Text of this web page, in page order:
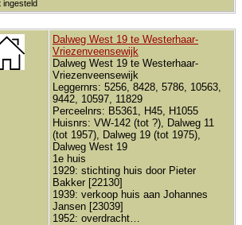
ingesteld
Dalweg West 19 te Westerhaar-
Vriezenveensewijk
Dalweg West 19 te Westerhaar-
Vriezenveensewijk
Leggernrs: 5256, 8428, 5786, 10563,
9442, 10597, 11829
Perceelnrs: B5361, H45, H1055
Huisnrs: VW-142 (tot ?), Dalweg 11
(tot 1957), Dalweg 19 (tot 1975),
Dalweg West 19
1e huis
1929: stichting huis door Pieter
Bakker [22130]
1939: verkoop huis aan Johannes
Jansen [23039]
1952: overdracht…